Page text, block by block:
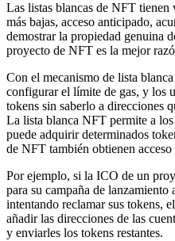
Las listas blancas de NFT tienen
más bajas, acceso anticipado,
demostrar la propiedad genuina
proyecto de NFT es la mejor
Con el mecanismo de lista
configurar el límite de gas, y los
tokens sin saberlo a direcciones
La lista blanca NFT permite a
puede adquirir determinados
de NFT también obtienen
Por ejemplo, si la ICO de un
para su campaña de
intentando reclamar sus tokens,
añadir las direcciones de las
y enviarles los tokens restantes.